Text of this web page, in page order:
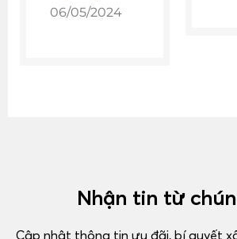
06/05/2024
Nhận tin từ
Cập nhật thông tin ưu đãi, bí quyết